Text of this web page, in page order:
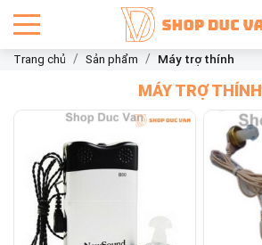
Trang chủ Sản phẩm Máy trợ thính
MÁY TRỢ THÍNH